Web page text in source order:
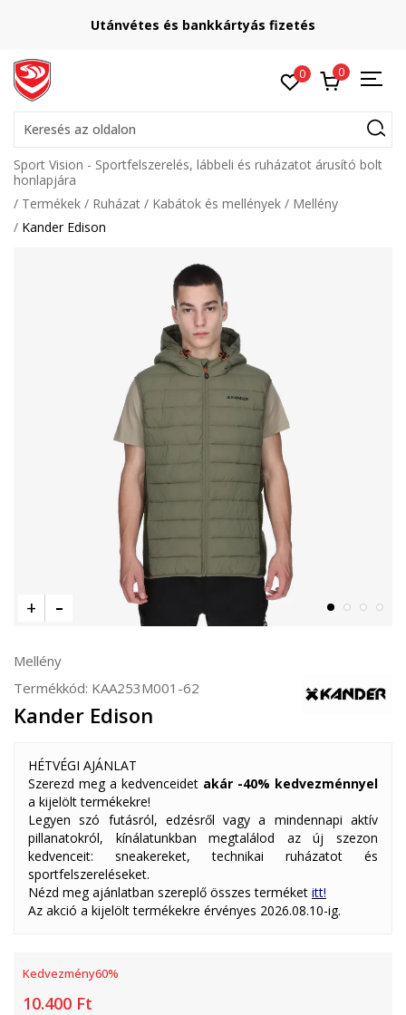
Utánvétes és bankkártyás fizetés
0 0
Keresés az oldalon
Sport Vision - Sportfelszerelés, lábbeli és ruházatot árusító bolt
honlapjára
Termékek
Ruházat Kabátok és mellények
Mellény
Kander Edison
Mellény
Termékkód: KAA253M001-62
Kander Edison
HÉTVÉGI AJÁNLAT
Szerezd meg a kedvenceidet akár -40% kedvezménnyel
a kijelölt termékekre!
Legyen szó futásról, edzésről vagy a mindennapi aktív
pillanatokról, kínálatunkban megtalálod az új szezon
kedvenceit: sneakereket, technikai ruházatot és
sportfelszereléseket.
Nézd meg ajánlatban szereplő összes terméket itt!
Az akció a kijelölt termékekre érvényes 2026.08.10-ig.
Kedvezmény60%
10.400 Ft